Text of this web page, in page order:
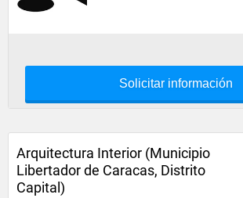
Solicitar información
Arquitectura Interior (Municipio
Libertador de Caracas, Distrito
Capital)